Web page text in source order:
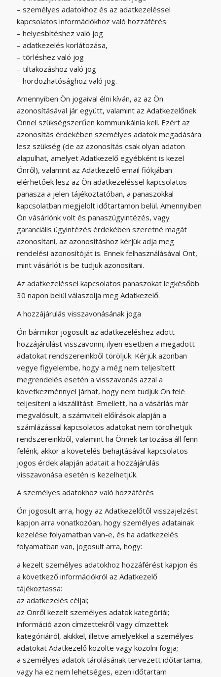
– személyes adatokhoz és az adatkezeléssel
kapcsolatos információkhoz való hozzáférés
– helyesbítéshez való jog
– adatkezelés korlátozása,
– törléshez való jog
– tiltakozáshoz való jog
– hordozhatósághoz való jog.
Amennyiben Ön jogaival élni kíván, az az Ön
azonosításával jár együtt, valamint az Adatkezelőnek
Önnel szükségszerűen kommunikálnia kell. Ezért az
azonosítás érdekében személyes adatok megadására
lesz szükség (de az azonosítás csak olyan adaton
alapulhat, amelyet Adatkezelő egyébként is kezel
Önről), valamint az Adatkezelő email fiókjában
elérhetőek lesz az Ön adatkezeléssel kapcsolatos
panasza a jelen tájékoztatóban, a panaszokkal
kapcsolatban megjelölt időtartamon belül. Amennyiben
Ön vásárlónk volt és panaszügyintézés, vagy
garanciális ügyintézés érdekében szeretné magát
azonosítani, az azonosításhoz kérjük adja meg
rendelési azonosítóját is. Ennek felhasználásával Önt,
mint vásárlót is be tudjuk azonosítani.
Az adatkezeléssel kapcsolatos panaszokat legkésőbb
30 napon belül válaszolja meg Adatkezelő.
A hozzájárulás visszavonásának joga
Ön bármikor jogosult az adatkezeléshez adott
hozzájárulást visszavonni, ilyen esetben a megadott
adatokat rendszereinkből töröljük. Kérjük azonban
vegye figyelembe, hogy a még nem teljesített
megrendelés esetén a visszavonás azzal a
következménnyel járhat, hogy nem tudjuk Ön felé
teljesíteni a kiszállítást. Emellett, ha a vásárlás már
megvalósult, a számviteli előírások alapján a
számlázással kapcsolatos adatokat nem törölhetjük
rendszereinkből, valamint ha Önnek tartozása áll fenn
felénk, akkor a követelés behajtásával kapcsolatos
jogos érdek alapján adatait a hozzájárulás
visszavonása esetén is kezelhetjük.
A személyes adatokhoz való hozzáférés
Ön jogosult arra, hogy az Adatkezelőtől visszajelzést
kapjon arra vonatkozóan, hogy személyes adatainak
kezelése folyamatban van-e, és ha adatkezelés
folyamatban van, jogosult arra, hogy:
a kezelt személyes adatokhoz hozzáférést kapjon és
a következő információkról az Adatkezelő
tájékoztassa:
az adatkezelés céljai;
az Önről kezelt személyes adatok kategóriái;
információ azon címzettekről vagy címzettek
kategóriáiról, akikkel, illetve amelyekkel a személyes
adatokat Adatkezelő közölte vagy közölni fogja;
a személyes adatok tárolásának tervezett időtartama,
vagy ha ez nem lehetséges, ezen időtartam